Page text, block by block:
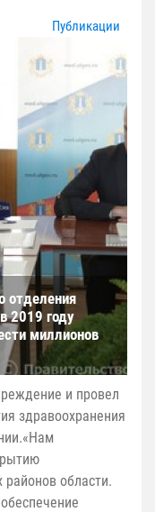
Публикации
отделения
2019 году
миллионов
и провел
здравоохранения
области.